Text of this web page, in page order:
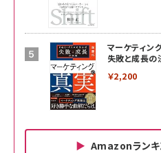
マーケティン
失敗と成長の
￥2,200
Amazonランキ